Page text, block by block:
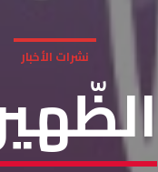
نشرات الأخبار